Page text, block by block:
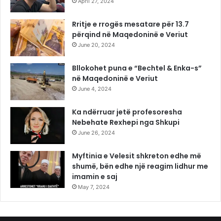
Rritje e rrogës mesatare për 13.7
përqind në Maqedoninë e Veriut
June 20, 2024
Bllokohet puna e “Bechtel & Enka-s”
në Maqedoninë e Veriut
June 4, 2024
Ka ndërruar jetë profesoresha
Nebehate Rexhepi nga Shkupi
June 26, 2024
Myftinia e Velesit shkreton edhe më
shumë, bën edhe një reagim lidhur me
imamin e saj
May 7, 2024